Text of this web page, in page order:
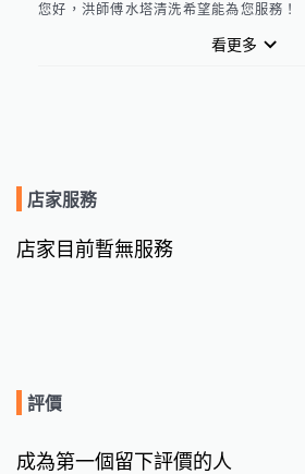
您好， 洪師傅水塔清洗希望能為您服務！
看更多
店家服務
店家目前暫無服務
評價
成為第一個留下評價的人